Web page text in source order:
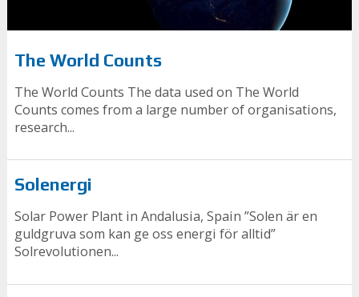
The World Counts
The World Counts The data used on The World
Counts comes from a large number of organisations,
research...
Solenergi
Solar Power Plant in Andalusia, Spain ”Solen är en
guldgruva som kan ge oss energi för alltid”
Solrevolutionen...